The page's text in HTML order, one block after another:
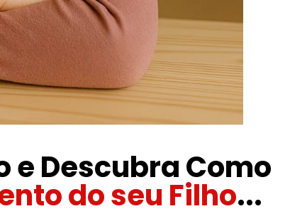
e Descubra Como
do seu Filho...